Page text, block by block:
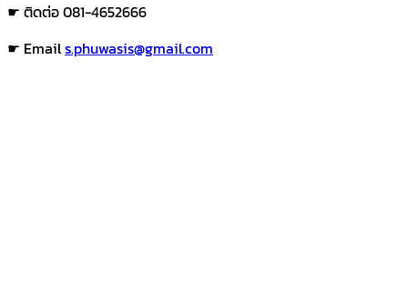
☛ ติดต่อ 081-4652666
☛ Emails.phuwasis@gmail.com